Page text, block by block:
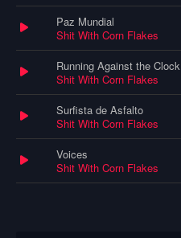
Paz Mundial
Shit With Corn Flakes
Running Against the Clock
Shit With Corn Flakes
Surfista de Asfalto
Shit With Corn Flakes
Voices
Shit With Corn Flakes